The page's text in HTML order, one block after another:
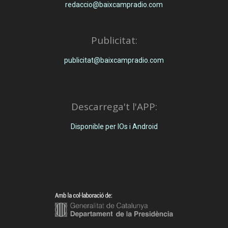
redaccio@baixcampradio.com
Publicitat:
publicitat@baixcampradio.com
Descarrega't l'APP:
Disponible per IOs i Android